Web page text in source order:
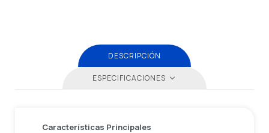
DESCRIPCIÓN
ESPECIFICACIONES
Características Principales